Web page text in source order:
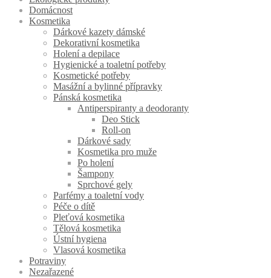
Domácnost
Kosmetika
Dárkové kazety dámské
Dekorativní kosmetika
Holení a depilace
Hygienické a toaletní potřeby
Kosmetické potřeby
Masážní a bylinné přípravky
Pánská kosmetika
Antiperspiranty a deodoranty
Deo Stick
Roll-on
Dárkové sady
Kosmetika pro muže
Po holení
Šampony
Sprchové gely
Parfémy a toaletní vody
Péče o dítě
Pleťová kosmetika
Tělová kosmetika
Ústní hygiena
Vlasová kosmetika
Potraviny
Nezařazené